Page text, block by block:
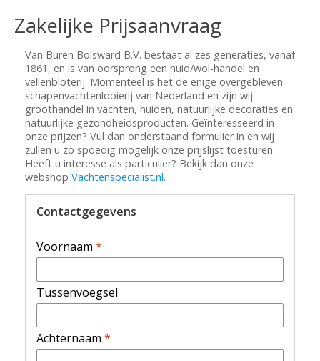
Zakelijke Prijsaanvraag
Van Buren Bolsward B.V. bestaat al zes generaties, vanaf
1861, en is van oorsprong een huid/wol-handel en
vellenbloterij. Momenteel is het de enige overgebleven
schapenvachtenlooierij van Nederland en zijn wij
groothandel in vachten, huiden, natuurlijke decoraties en
natuurlijke gezondheidsproducten. Geïnteresseerd in
onze prijzen? Vul dan onderstaand formulier in en wij
zullen u zo spoedig mogelijk onze prijslijst toesturen.
Heeft u interesse als particulier? Bekijk dan onze
webshop Vachtenspecialist.nl.
Contactgegevens
Voornaam *
Tussenvoegsel
Achternaam *